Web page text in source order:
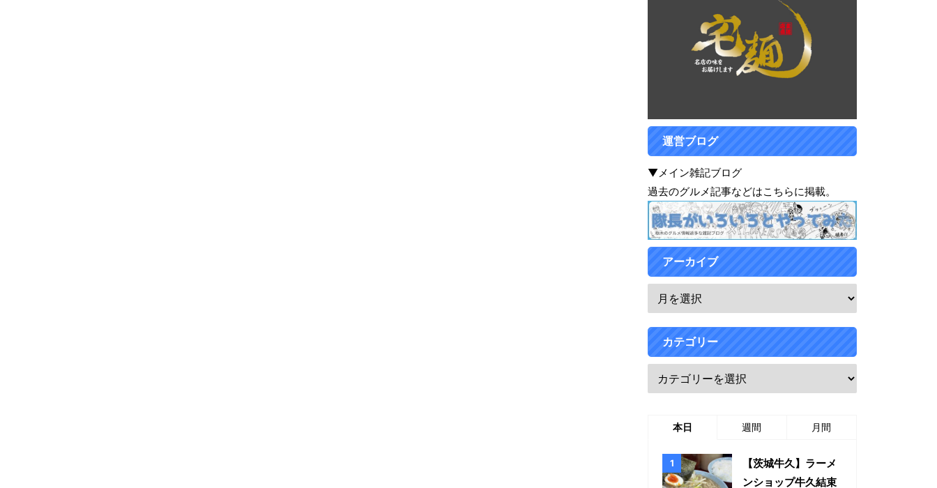
運営ブログ
▼メイン雑記ブログ
過去のグルメ記事などはこちらに掲載。
アーカイブ
カテゴリー
本日 週間 月間
【茨城牛久】ラーメ
ンショップ牛久結束